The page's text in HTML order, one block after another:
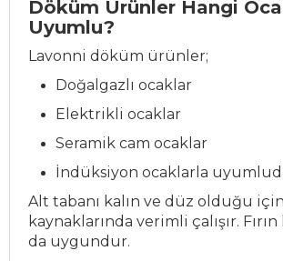
Döküm Ürünler Hangi
Uyumlu?
Lavonni döküm ürünler;
Doğalgazlı ocaklar
Elektrikli ocaklar
Seramik cam ocaklar
İndüksiyon ocaklarla
Alt tabanı kalın ve düz olduğu için
kaynaklarında verimli çalışır.
da uygundur.